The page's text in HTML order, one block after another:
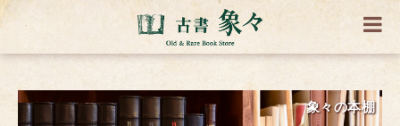
象々の本棚